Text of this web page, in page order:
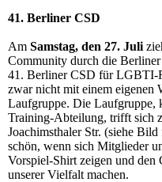
41. Berliner CSD
Am Samstag, den 27. Juli
Community durch die
41. Berliner CSD für LGBTI-
zwar nicht mit einem eigenen
Laufgruppe. Die Laufgruppe,
Training-Abteilung, trifft sich
Joachimsthaler Str. (siehe
schön, wenn sich Mitglieder
Vorspiel-Shirt zeigen und den
unserer Vielfalt machen.